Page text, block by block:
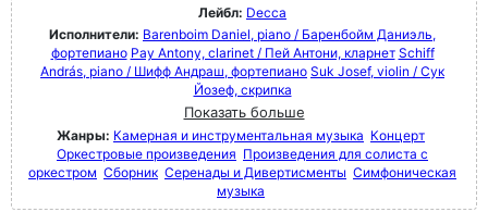
Лейбл: Decca
Исполнители: Barenboim Daniel, piano / Баренбойм Даниэль,
фортепиано Pay Antony, clarinet / Пей Антони, кларнет Schiff
András, piano / Шифф Андраш, фортепиано Suk Josef, violin / Сук
Йозеф, скрипка
Показать больше
Жанры: Камерная и инструментальная музыка Концерт
Оркестровые произведения Произведения для солиста с
оркестром Сборник Серенады и Дивертисменты Симфоническая
музыка